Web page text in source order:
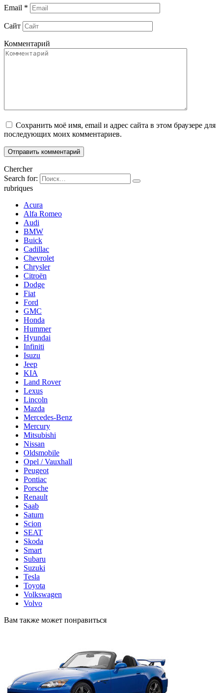
Email *
Сайт
Комментарий
Сохранить моё имя, email и адрес сайта в этом браузере для
последующих моих комментариев.
Chercher
Search for:
rubriques
Acura
Alfa Romeo
Audi
BMW
Buick
Cadillac
Chevrolet
Chrysler
Citroën
Dodge
Fiat
Ford
GMC
Honda
Hummer
Hyundai
Infiniti
Isuzu
Jeep
KIA
Land Rover
Lexus
Lincoln
Mazda
Mercedes-Benz
Mercury
Mitsubishi
Nissan
Oldsmobile
Opel / Vauxhall
Peugeot
Pontiac
Porsche
Renault
Saab
Saturn
Scion
SEAT
Skoda
Smart
Subaru
Suzuki
Tesla
Toyota
Volkswagen
Volvo
Вам также может понравиться